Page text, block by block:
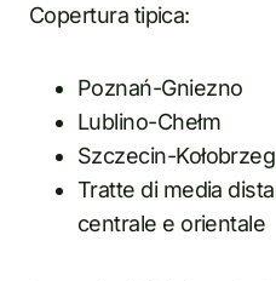
Copertura tipica:
Poznań-Gniezno
Lublino-Chełm
Szczecin-Kołobrzeg
Tratte di media
centrale e orientale